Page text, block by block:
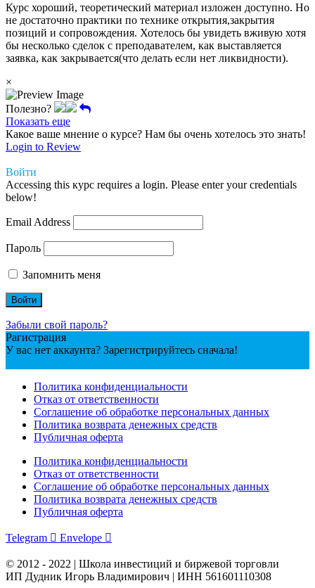
Курс хороший, теоретический материал изложен доступно. Но
не достаточно практики по технике открытия,закрытия
позиций и сопровождения. Хотелось бы увидеть вживую хотя
бы несколько сделок с преподавателем, как выставляется
заявка, как закрывается(что делать если нет ликвидности).
×
Полезно?
Показать еще
Какое ваше мнение о курсе? Нам бы очень хотелось это знать!
Login to Review
Войти
Accessing this курс requires a login. Please enter your credentials
below!
Email Address
Пароль
Запомнить меня
Забыли свой пароль?
Рагистрация
У вас нет аккаунта? Зарегистрируйтесь сначала!
Политика конфиденциальности
Отказ от ответственности
Соглашение об обработке персональных данных
Политика возврата денежных средств
Публичная оферта
Политика конфиденциальности
Отказ от ответственности
Соглашение об обработке персональных данных
Политика возврата денежных средств
Публичная оферта
Telegram Envelope
© 2012 - 2022 | Школа инвестиций и биржевой торговли
ИП Дудник Игорь Владимирович | ИНН 561601110308